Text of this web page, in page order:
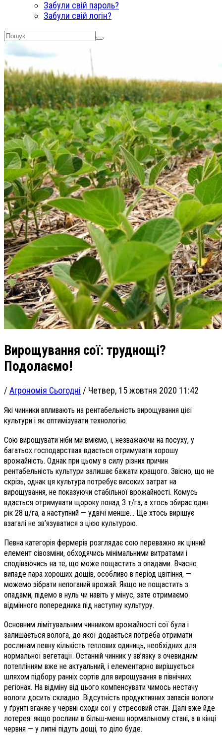
Забули свій пароль?
Забули свій логін?
Вирощування сої: труднощі?
Подолаємо!
/ Агрономія Сьогодні / Четвер, 15 жовтня 2020 11:42
Які чинники впливають на рентабельність вирощування цієї
культури і як оптимізувати технологію.
Сою вирощувати ніби ми вміємо, і, незважаючи на посуху, у
багатьох господарствах вдається отримувати хорошу
врожайність. Однак при цьому в силу різних причин
рентабельність культури залишає бажати кращого. Звісно, що не
скрізь, однак ця культура потребує високих затрат на
вирощування, не показуючи стабільної врожайності. Комусь
вдається отримувати щороку понад 3 т/га, а хтось збирає один
рік 28 ц/га, а наступний — удвічі менше... Ще хтось вирішує
взагалі не зв’язуватися з цією культурою.
Певна категорія фермерів розглядає сою переважно як цінний
елемент сівозміни, обходячись мінімальними витратами і
сподіваючись на те, що може пощастить з опадами. Вчасно
випаде пара хороших дощів, особливо в період цвітіння, —
можемо зібрати непоганий врожай. Якщо не пощастить з
опадами, підемо в нуль чи навіть у мінус, зате отримаємо
відмінного попередника під наступну культуру.
Основним лімітувальним чинником врожайності сої була і
залишається волога, до якої додається потреба отримати
рослинам певну кількість теплових одиниць, необхідних для
нормальної вегетації. Останній чинник у зв’язку з очевидним
потеплінням вже не актуальний, і елементарно вирішується
шляхом підбору ранніх сортів для вирощування в північних
регіонах. На відміну від цього компенсувати чимось нестачу
вологи досить складно. Відсутність продуктивних запасів вологи
у ґрунті вганяє у червні сходи сої у стресовий стан. Далі вже йде
лотерея: якщо рослини в більш-менш нормальному стані, а в кінці
червня — у липні підуть дощі, то діло буде.